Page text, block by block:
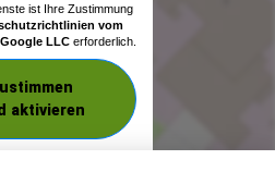
ist Ihre Zustimmung
vom
LLC erforderlich.
aktivieren